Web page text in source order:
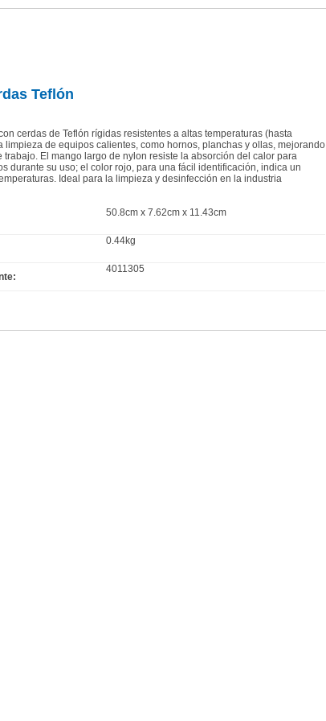
Teflón
cerdas de Teflón rígidas resistentes a altas temperaturas (hasta
limpieza de equipos calientes, como hornos, planchas y ollas, mejorando
trabajo. El mango largo de nylon resiste la absorción del calor para
durante su uso; el color rojo, para una fácil identificación, indica un
Ideal para la limpieza y desinfección en la industria
50.8cm x 7.62cm x 11.43cm
0.44kg
4011305